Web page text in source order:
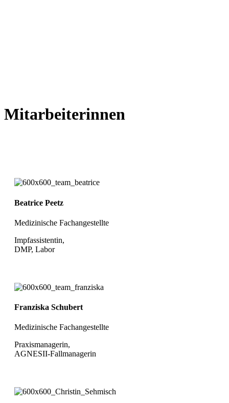
Mitarbeiterinnen
Beatrice Peetz
Medizinische Fachangestellte
Impfassistentin,
DMP, Labor
Franziska Schubert
Medizinische Fachangestellte
Praxismanagerin,
AGNESII-Fallmanagerin